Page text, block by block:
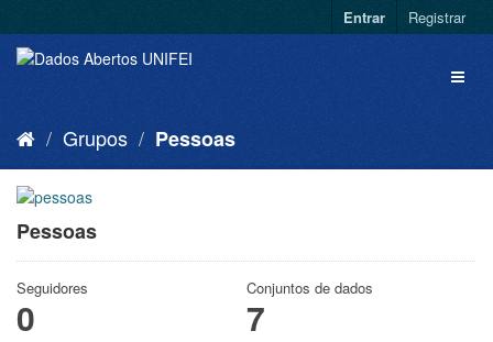
Entrar Registrar
Grupos Pessoas
Pessoas
Seguidores
0
Conjuntos de dados
7